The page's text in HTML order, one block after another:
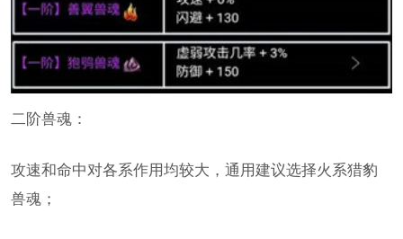
二阶兽魂：
攻速和命中对各系作用均较大，通用建议选择火系猎豹
兽魂；